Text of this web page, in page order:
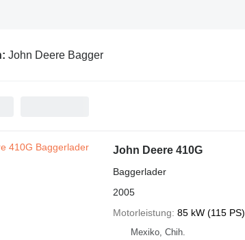
John Deere Bagger
John Deere 410G
Baggerlader
2005
Motorleistung 85 kW (115 PS)
Mexiko, Chih.